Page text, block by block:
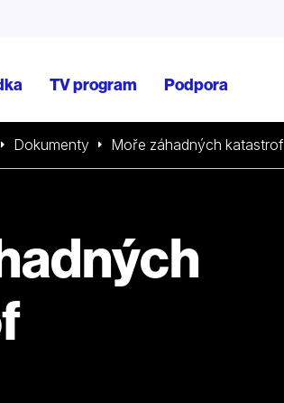
TV program Podpora
Dokumenty Moře záhadných katastrof